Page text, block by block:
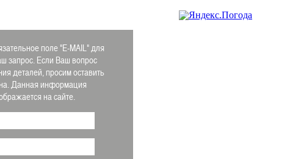
поле "E-MAIL" для
запрос. Если Ваш вопрос
деталей, просим оставить
Данная информация
на сайте.